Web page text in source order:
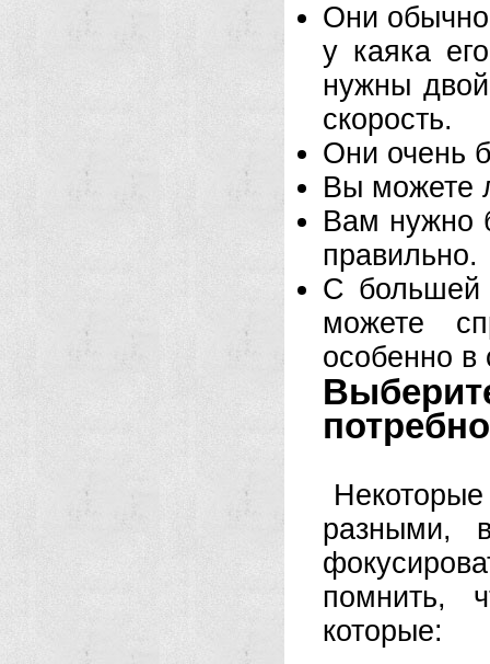
Они обычно
у каяка
нужны
скорость.
Они очень
Вы можете
Вам нужно
правильно.
С большей
можете
особенно в
разными,
помнить,
которые: